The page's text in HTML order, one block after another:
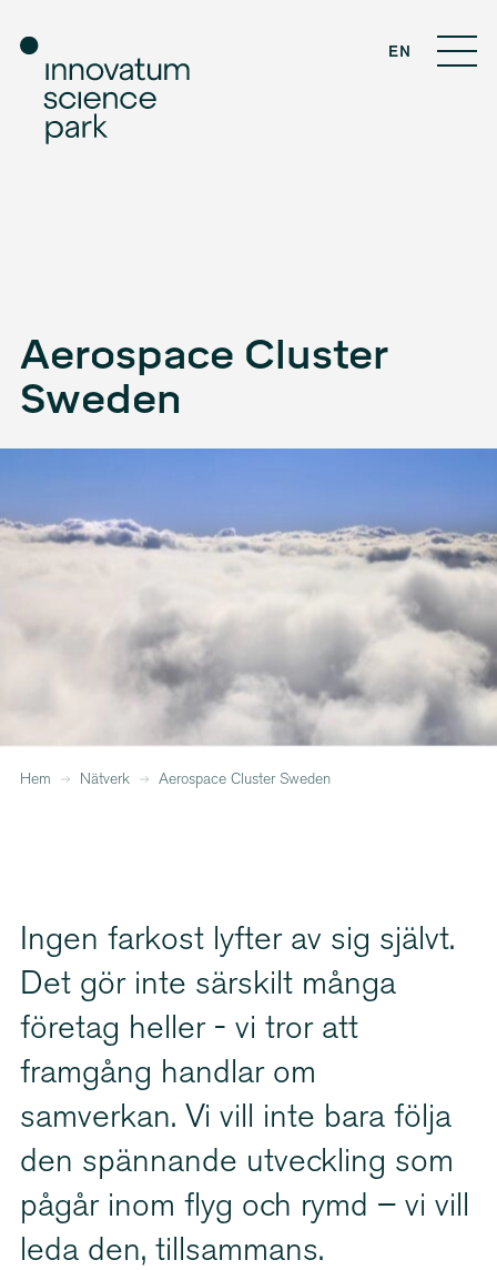
EN
Aerospace Cluster
Sweden
Hem Nätverk Aerospace Cluster Sweden
Ingen farkost lyfter av sig självt.
Det gör inte särskilt många
företag heller - vi tror att
framgång handlar om
samverkan. Vi vill inte bara följa
den spännande utveckling som
pågår inom flyg och rymd – vi vill
leda den, tillsammans.